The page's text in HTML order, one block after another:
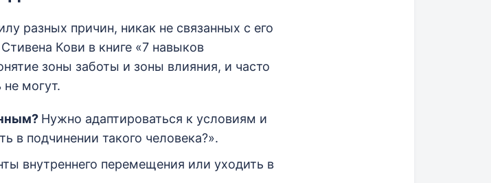
разных причин, никак не связанных с его
Кови в книге «7 навыков
зоны заботы и зоны влияния, и часто
могут.
Нужно адаптироваться к условиям и
в подчинении такого человека?».
внутреннего перемещения или уходить в